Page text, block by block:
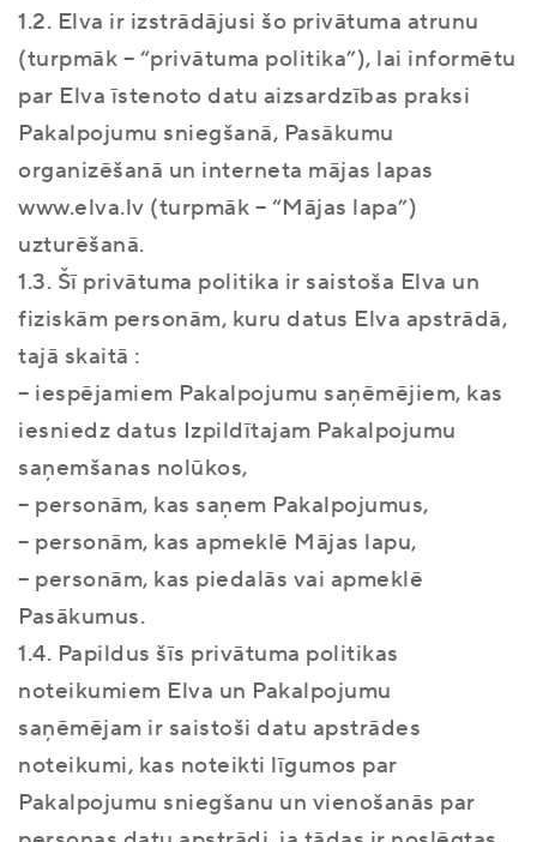
1.2. Elva ir izstrādājusi šo privātuma atrunu
(turpmāk – “privātuma politika”), lai informētu
par Elva īstenoto datu aizsardzības praksi
Pakalpojumu sniegšanā, Pasākumu
organizēšanā un interneta mājas lapas
www.elva.lv (turpmāk – “Mājas lapa”)
uzturēšanā.
1.3. Šī privātuma politika ir saistoša Elva un
fiziskām personām, kuru datus Elva apstrādā,
tajā skaitā :
– iespējamiem Pakalpojumu saņēmējiem, kas
iesniedz datus Izpildītajam Pakalpojumu
saņemšanas nolūkos,
– personām, kas saņem Pakalpojumus,
– personām, kas apmeklē Mājas lapu,
– personām, kas piedalās vai apmeklē
Pasākumus.
1.4. Papildus šīs privātuma politikas
noteikumiem Elva un Pakalpojumu
saņēmējam ir saistoši datu apstrādes
noteikumi, kas noteikti līgumos par
Pakalpojumu sniegšanu un vienošanās par